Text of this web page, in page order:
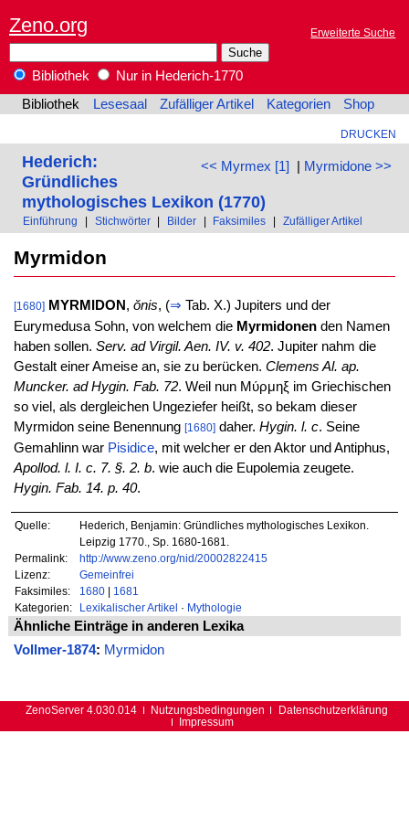
Zeno.org Erweiterte Suche
Bibliothek
Nur in Hederich-1770
Bibliothek
Lesesaal Zufälliger Artikel Kategorien Shop
DRUCKEN
<< Myrmex [1] | Myrmidone >>
Hederich:
Gründliches
mythologisches Lexikon (1770)
Einführung Stichwörter Bilder Faksimiles Zufälliger Artikel
Myrmidon
[1680] MYRMIDON , ŏnis, (⇒ Tab. X.) Jupiters und der
Eurymedusa Sohn, von welchem die Myrmidonenden Namen
haben sollen. Serv. ad Virgil. Aen. IV. v. 402. Jupiter nahm die
Gestalt einer Ameise an, sie zu berücken. Clemens Al. ap.
Muncker. ad Hygin. Fab. 72. Weil nun Μύρμηξ im Griechischen
so viel, als dergleichen Ungeziefer heißt, so bekam dieser
Myrmidon seine Benennung [1680]daher. Hygin. l. c. Seine
Gemahlinn war Pisidice, mit welcher er den Aktor und Antiphus,
Apollod. l. I. c. 7. §. 2. b. wie auch die Eupolemia zeugete.
Hygin. Fab. 14. p. 40.
Quelle:
Hederich, Benjamin: Gründliches mythologisches Lexikon.
Leipzig 1770., Sp. 1680-1681.
Permalink:
http://www.zeno.org/nid/20002822415
Lizenz:
Gemeinfrei
Faksimiles:
1680| 1681
Kategorien:
Lexikalischer Artikel · Mythologie
Ähnliche Einträge in anderen Lexika
Vollmer-1874: Myrmidon
ZenoServer 4.030.014 Nutzungsbedingungen
Datenschutzerklärung
Impressum